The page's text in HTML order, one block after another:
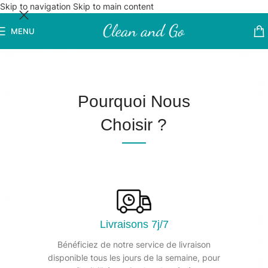
Pourquoi Nous
Choisir ?
Livraisons 7j/7
Bénéficiez de notre service de livraison
disponible tous les jours de la semaine, pour
Skip to navigation Skip to main content
MENU